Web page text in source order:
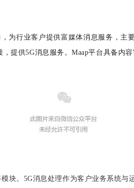
为行业客户提供富媒体消息服务，主
提供5G消息服务。Maap平台具备内容
块。5G消息处理作为客户业务系统